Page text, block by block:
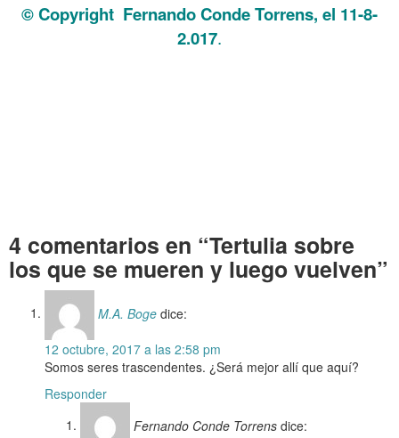
© Copyright Fernando Conde Torrens, el 11-8-
2.017.
4 comentarios en “Tertulia sobre
los que se mueren y luego vuelven”
M.A. Boge dice:
12 octubre, 2017 a las 2:58 pm
Somos seres trascendentes. ¿Será mejor allí que aquí?
Responder
Fernando Conde Torrens dice: